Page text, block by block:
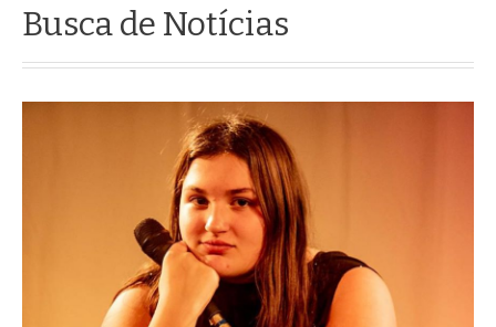
Busca de Notícias